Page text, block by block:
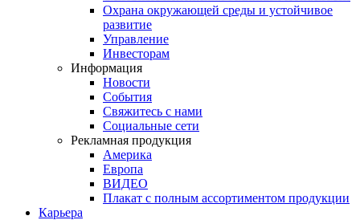
Охрана окружающей среды и устойчивое
развитие
Управление
Инвесторам
Информация
Новости
События
Свяжитесь с нами
Социальные сети
Рекламная продукция
Америка
Европа
ВИДЕО
Плакат с полным ассортиментом продукции
Карьера